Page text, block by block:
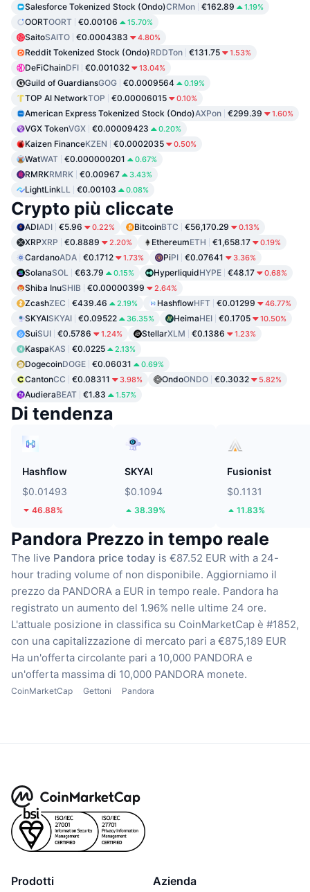
Salesforce Tokenized Stock (Ondo)CRMon €162.89 1.19%
OORTOORT €0.00106 15.70%
SaitoSAITO €0.0004383 4.80%
Reddit Tokenized Stock (Ondo)RDDTon €131.75 1.53%
DeFiChainDFI €0.001032 13.04%
Guild of GuardiansGOG €0.0009564 0.19%
TOP AI NetworkTOP €0.00006015 0.10%
American Express Tokenized Stock (Ondo)AXPon €299.39 1.60%
VGX TokenVGX €0.00009423 0.20%
Kaizen FinanceKZEN €0.0002035 0.50%
WatWAT €0.000000201 0.67%
RMRKRMRK €0.00967 3.43%
LightLinkLL €0.00103 0.08%
Crypto più cliccate
ADIADI €5.96 0.22% BitcoinBTC €56,170.29 0.13%
XRPXRP €0.8889 2.20% EthereumETH €1,658.17 0.19%
CardanoADA €0.1712 1.73% PiPI €0.07641 3.36%
SolanaSOL €63.79 0.15% HyperliquidHYPE €48.17 0.68%
Shiba InuSHIB €0.00000399 2.64%
ZcashZEC €439.46 2.19% HashflowHFT €0.01299 46.77%
SKYAISKYAI €0.09522 36.35% HeimaHEI €0.1705 10.50%
SuiSUI €0.5786 1.24% StellarXLM €0.1386 1.23%
KaspaKAS €0.0225 2.13%
DogecoinDOGE €0.06031 0.69%
CantonCC €0.08311 3.98% OndoONDO €0.3032 5.82%
AudieraBEAT €1.83 1.57%
Di tendenza
Hashflow
$0.01493
46.88%
SKYAI
$0.1094
38.39%
Fusionist
$0.1131
11.83%
Pandora Prezzo in tempo reale
The live Pandora price today is €87.52 EUR with a 24-
hour trading volume of non disponibile. Aggiorniamo il
prezzo da PANDORA a EUR in tempo reale. Pandora ha
registrato un aumento del 1.96% nelle ultime 24 ore.
L'attuale posizione in classifica su CoinMarketCap è #1852,
con una capitalizzazione di mercato pari a €875,189 EUR
Ha un'offerta circolante pari a 10,000 PANDORA e
un'offerta massima di 10,000 PANDORA monete.
CoinMarketCap Gettoni Pandora
Prodotti Azienda